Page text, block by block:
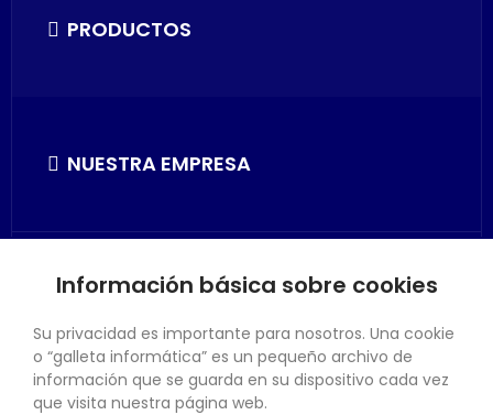
PRODUCTOS
NUESTRA EMPRESA
SU CUENTA
Información básica sobre cookies
Su privacidad es importante para nosotros. Una cookie
o “galleta informática” es un pequeño archivo de
información que se guarda en su dispositivo cada vez
que visita nuestra página web.